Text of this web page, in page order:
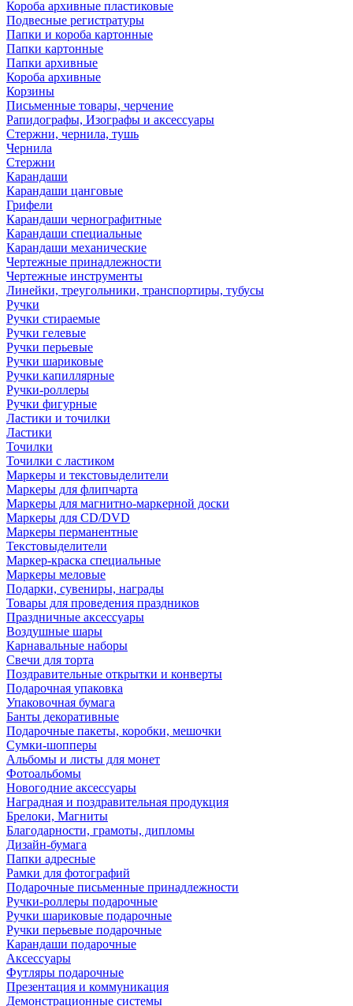
Короба архивные пластиковые
Подвесные регистратуры
Папки и короба картонные
Папки картонные
Папки архивные
Короба архивные
Корзины
Письменные товары, черчение
Рапидографы, Изографы и аксессуары
Стержни, чернила, тушь
Чернила
Стержни
Карандаши
Карандаши цанговые
Грифели
Карандаши чернографитные
Карандаши специальные
Карандаши механические
Чертежные принадлежности
Чертежные инструменты
Линейки, треугольники, транспортиры, тубусы
Ручки
Ручки стираемые
Ручки гелевые
Ручки перьевые
Ручки шариковые
Ручки капиллярные
Ручки-роллеры
Ручки фигурные
Ластики и точилки
Ластики
Точилки
Точилки с ластиком
Маркеры и текстовыделители
Маркеры для флипчарта
Маркеры для магнитно-маркерной доски
Маркеры для CD/DVD
Маркеры перманентные
Текстовыделители
Маркер-краска специальные
Маркеры меловые
Подарки, сувениры, награды
Товары для проведения праздников
Праздничные аксессуары
Воздушные шары
Карнавальные наборы
Свечи для торта
Поздравительные открытки и конверты
Подарочная упаковка
Упаковочная бумага
Банты декоративные
Подарочные пакеты, коробки, мешочки
Сумки-шопперы
Альбомы и листы для монет
Фотоальбомы
Новогодние аксессуары
Наградная и поздравительная продукция
Брелоки, Магниты
Благодарности, грамоты, дипломы
Дизайн-бумага
Папки адресные
Рамки для фотографий
Подарочные письменные принадлежности
Ручки-роллеры подарочные
Ручки шариковые подарочные
Ручки перьевые подарочные
Карандаши подарочные
Аксессуары
Футляры подарочные
Презентация и коммуникация
Демонстрационные системы